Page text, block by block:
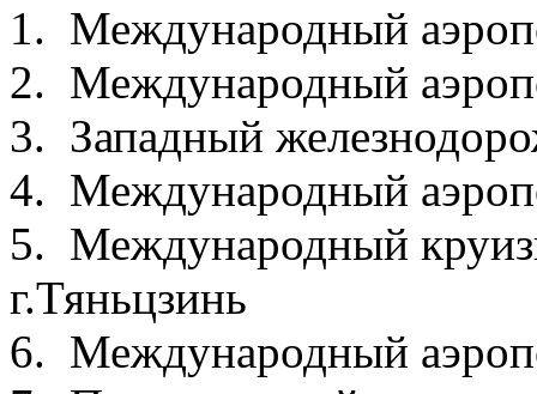
1. Международный
2. Международный
3. Западный
4. Международный
5. Международный
г.Тяньцзинь
6. Международный